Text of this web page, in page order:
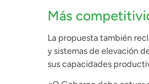
Más
La propuesta también
y sistemas de elevación
sus capacidades